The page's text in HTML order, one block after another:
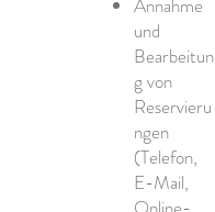
Annahme
und
Bearbeitun
g von
Reservieru
ngen
(Telefon,
E-Mail,